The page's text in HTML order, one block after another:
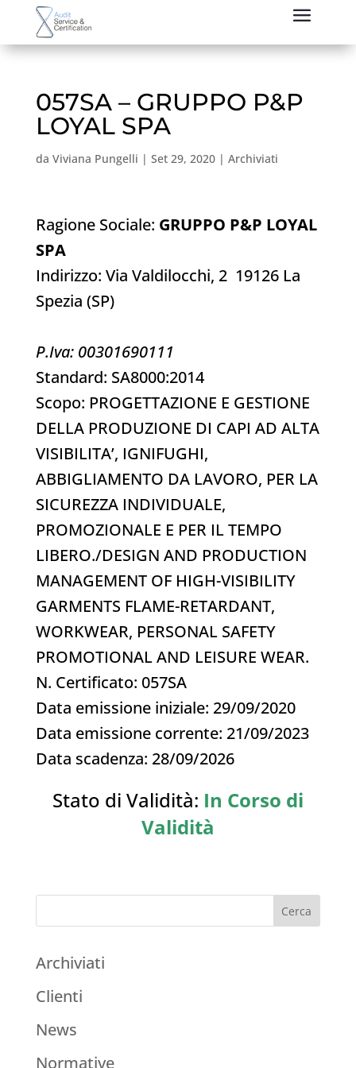
057SA – GRUPPO P&P
LOYAL SPA
da Viviana Pungelli | Set 29, 2020| Archiviati
Ragione Sociale: GRUPPO P&P LOYAL
SPA
Indirizzo: Via Valdilocchi, 2 19126 La
Spezia (SP)
P.Iva: 00301690111
Standard: SA8000:2014
Scopo: PROGETTAZIONE E GESTIONE
DELLA PRODUZIONE DI CAPI AD ALTA
VISIBILITA’, IGNIFUGHI,
ABBIGLIAMENTO DA LAVORO, PER LA
SICUREZZA INDIVIDUALE,
PROMOZIONALE E PER IL TEMPO
LIBERO./DESIGN AND PRODUCTION
MANAGEMENT OF HIGH-VISIBILITY
GARMENTS FLAME-RETARDANT,
WORKWEAR, PERSONAL SAFETY
PROMOTIONAL AND LEISURE WEAR.
N. Certificato: 057SA
Data emissione iniziale: 29/09/2020
Data emissione corrente: 21/09/2023
Data scadenza: 28/09/2026
Stato di Validità: In Corso di
Validità
Archiviati
Clienti
News
Normative